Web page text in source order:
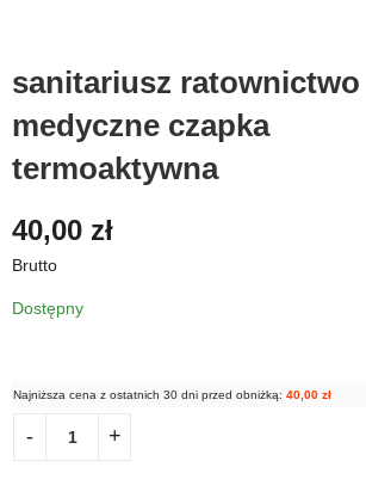
sanitariusz ratownictwo
medyczne czapka
termoaktywna
40,00 zł
Brutto
Dostępny
Najniższa cena z ostatnich 30 dni przed obniżką: 40,00 zł